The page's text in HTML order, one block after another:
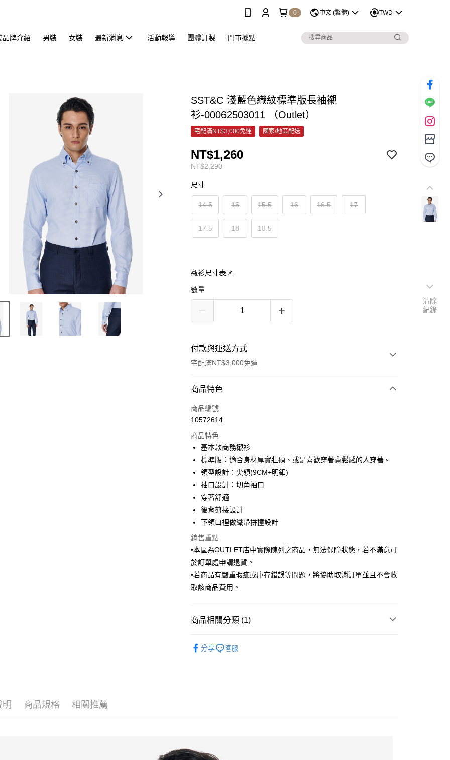
0 中文 (繁體) TWD
品牌介紹 男裝 女裝 最新消息 活動報導 團體訂製 門市據點
SST&C 淺藍色織紋標準版長袖襯
衫-00062503011 （Outlet）
宅配滿NT$3,000免運 國家/地區配送
NT$2,290
NT$1,260
尺寸
14.5 15 15.5 16 16.5 17
17.5 18 18.5
襯衫尺寸表📌
數量
付款與運送方式
宅配滿NT$3,000免運
付款方式
信用卡一次付款
3 期 0 利率 每期
合作金庫商業銀行
第一商業銀行
華南商業銀行
國泰世華商業銀行
臺灣中小企業銀行
匯豐（台灣）商業銀行
聯邦商業銀行
玉山商業銀行
台新國際商業銀行
中國信託商業銀行
台灣樂天信用卡公司
6 期 0 利率 每期NT$210 21家銀行
合作金庫商業銀行
華南商業銀行
上海商業儲蓄銀行
臺灣中小企業銀行
匯豐（台灣）商業銀行
聯邦商業銀行
元大商業銀行
永豐商業銀行
台新國際商業銀行
台灣樂天信用卡公司
LINE Pay
Apple Pay
街口支付
Google Pay
ATM付款
新竹物流宅配
新竹物流離島宅配
商品特色
商品編號
10572614
商品特色
基本款商務襯衫
標準版：適合身材厚實壯碩、或是喜歡穿著寬鬆感的人穿著。
領型設計：尖領(9CM+明釦)
袖口設計：切角袖口
穿著舒適
後背剪接設計
下領口裡做織帶拼撞設計
銷售重點
•本區為OUTLET店中實際陳列之商品，無法保障狀態，若不滿意可
於訂單處申請退貨。
•若商品有嚴重瑕疵或庫存錯誤等問題，將協助取消訂單並且不會收
取該商品費用。
商品相關分類 (1)
分享
客服
明 商品規格 相關推薦
清除
紀錄